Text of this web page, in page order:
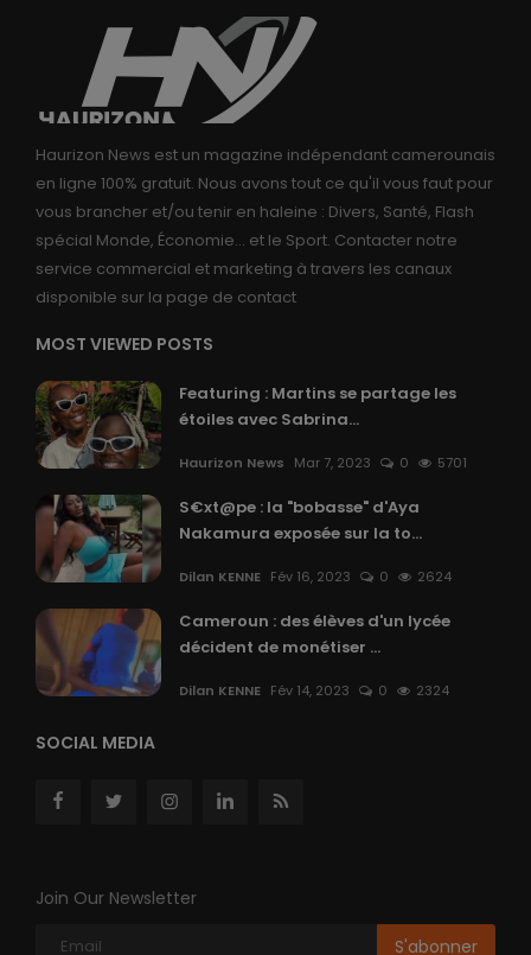
Haurizon News est un magazine indépendant camerounais
en ligne 100% gratuit. Nous avons tout ce qu'il vous faut pour
vous brancher et/ou tenir en haleine : Divers, Santé, Flash
spécial Monde, Économie... et le Sport. Contacter notre
service commercial et marketing à travers les canaux
disponible sur la page de contact
MOST VIEWED POSTS
Featuring : Martins se partage les
étoiles avec Sabrina...
Haurizon News Mar 7, 2023 0 5701
S€xt@pe : la "bobasse" d'Aya
Nakamura exposée sur la to...
Dilan KENNE Fév 16, 2023 0 2624
Cameroun : des élèves d'un lycée
décident de monétiser ...
Dilan KENNE Fév 14, 2023 0 2324
SOCIAL MEDIA
Join Our Newsletter
S'abonner